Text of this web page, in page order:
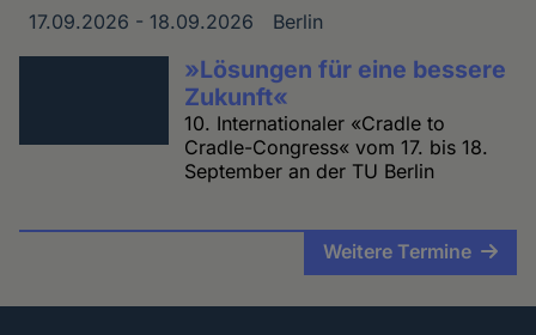
Datum
17.09.2026 - 18.09.2026
Ort Berlin
»Lösungen für eine bessere
Zukunft«
10. Internationaler «Cradle to
Cradle-Congress« vom 17. bis 18.
September an der TU Berlin
Weitere Termine